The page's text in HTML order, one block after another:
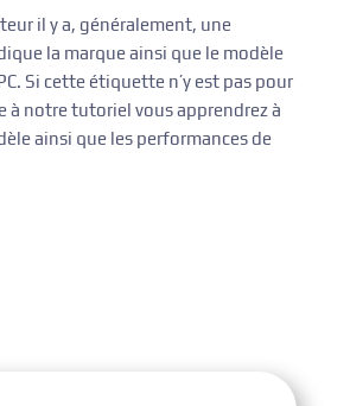
il y a, généralement, une
la marque ainsi que le modèle
Si cette étiquette n’y est pas pour
à notre tutoriel vous apprendrez à
ainsi que les performances de